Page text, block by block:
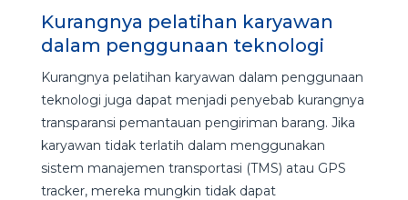
Kurangnya pelatihan karyawan
dalam penggunaan teknologi
Kurangnya pelatihan karyawan dalam penggunaan
teknologi juga dapat menjadi penyebab kurangnya
transparansi pemantauan pengiriman barang. Jika
karyawan tidak terlatih dalam menggunakan
sistem manajemen transportasi (TMS) atau GPS
tracker, mereka mungkin tidak dapat